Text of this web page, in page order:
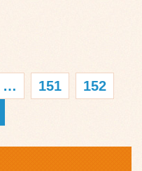
… 151
152